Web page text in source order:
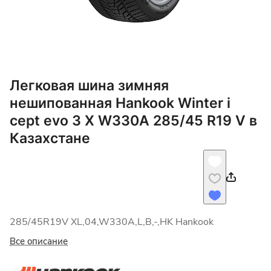
Легковая шина зимняя
нешипованная Hankook Winter i
cept evo 3 X W330A 285/45 R19 V в
Казахстане
285/45R19V XL,04,W330A,L,B,-,HK Hankook
Все описание